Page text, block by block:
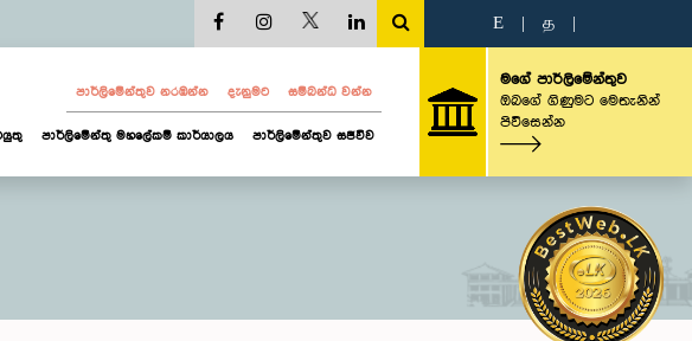
E த
පාර්ලි‌මේන්තුව නරඹන්න දැනුමට සම්බන්ධ වන්න
පාර්ලිමේන්තු මහලේකම් කාර්යාලය පාර්ලිමේන්තුව සජීවීව
මගේ පාර්ලිමේන්තුව
ඔබගේ ගිණුමට මෙතැනින්
පිවිසෙන්න